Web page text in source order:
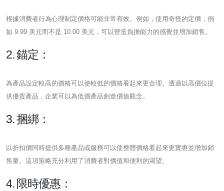
根據消費者行為心理制定價格可能非常有效。例如，使用奇怪的定價，例
如 9.99 美元而不是 10.00 美元，可以營造負擔能力的感覺並增加銷售。
2. 錨定：
為產品設定較高的價格可以使較低的價格看起來更合理。透過以高價位提
供優質產品，企業可以為低價產品創造價值觀念。
3. 捆綁：
以折扣價同時提供多種產品或服務可以使整體價格看起來更實惠並增加銷
售量。這項策略充分利用了消費者對價值和便利的渴望。
4. 限時優惠：